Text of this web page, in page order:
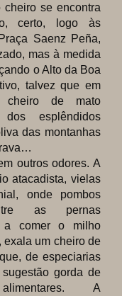
se encontra
certo, logo às
Saenz Peña,
mas à medida
o Alto da Boa
talvez que em
cheiro de mato
esplêndidos
das montanhas
outros odores. A
atacadista, vielas
onde pombos
as pernas
a comer o milho
exala um cheiro de
de especiarias
gorda de
A